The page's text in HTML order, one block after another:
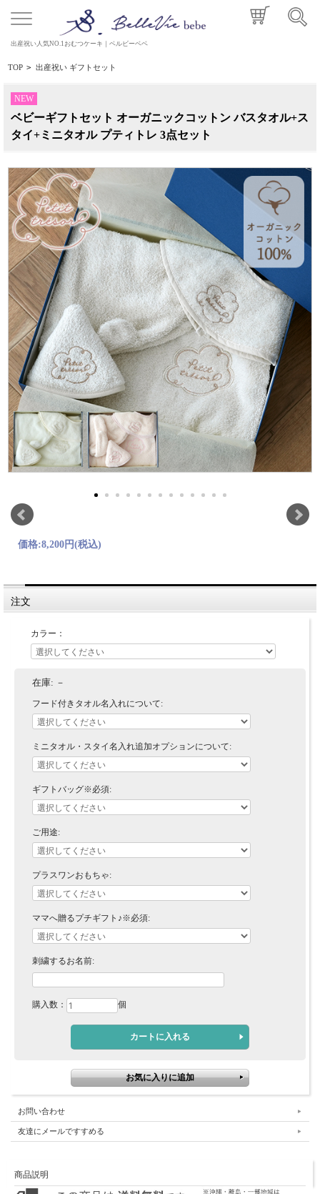
出産祝い人気NO.1おむつケーキ｜ベルビーベベ
TOP > 出産祝い ギフトセット
NEW
ベビーギフトセット オーガニックコットン バスタオル+ス
タイ+ミニタオル プティトレ 3点セット
価格:8,200円(税込)
注文
カラー：
在庫: －
フード付きタオル名入れについて:
ミニタオル・スタイ名入れ追加オプションについて:
ギフトバッグ※必須:
ご用途:
プラスワンおもちゃ:
ママへ贈るプチギフト♪※必須:
刺繍するお名前:
購入数： 個
お問い合わせ
友達にメールですすめる
商品説明